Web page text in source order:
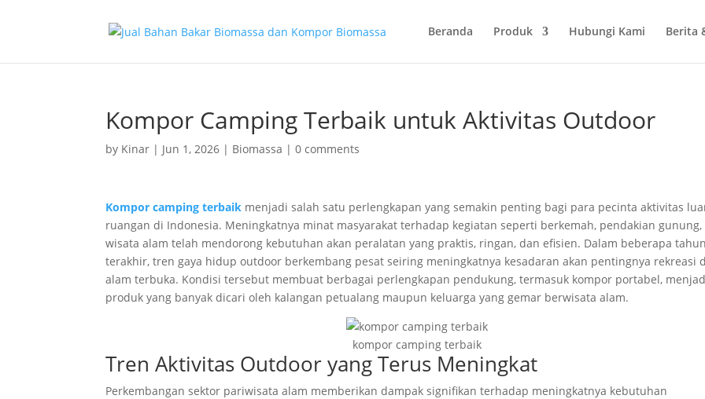
Beranda Produk Hubungi Kami Berita
Kompor Camping Terbaik untuk Aktivitas Outdoor
by Kinar | Jun 1, 2026 | Biomassa |0 comments
Kompor camping terbaik menjadi salah satu perlengkapan yang semakin penting bagi para pecinta aktivitas
ruangan di Indonesia. Meningkatnya minat masyarakat terhadap kegiatan seperti berkemah, pendakian gunung,
wisata alam telah mendorong kebutuhan akan peralatan yang praktis, ringan, dan efisien. Dalam beberapa tahun
terakhir, tren gaya hidup outdoor berkembang pesat seiring meningkatnya kesadaran akan pentingnya rekreasi
alam terbuka. Kondisi tersebut membuat berbagai perlengkapan pendukung, termasuk kompor portabel,
produk yang banyak dicari oleh kalangan petualang maupun keluarga yang gemar berwisata alam.
kompor camping terbaik
Tren Aktivitas Outdoor yang Terus Meningkat
Perkembangan sektor pariwisata alam memberikan dampak signifikan terhadap meningkatnya kebutuhan